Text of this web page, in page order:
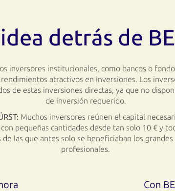
detrás de
inversores institucionales, como bancos o
atractivos en inversiones. Los
de estas inversiones directas, ya que no
de inversión requerido.
Muchos inversores reúnen el capital
pequeñas cantidades desde tan solo 10 € y
de las que antes solo se beneficiaban los
profesionales.
Con